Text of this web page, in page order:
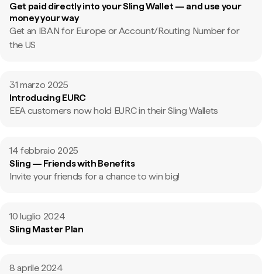
Get paid directly into your Sling Wallet — and use your
money your way
Get an IBAN for Europe or Account/Routing Number for
the US
31 marzo 2025
Introducing EURC
EEA customers now hold EURC in their Sling Wallets
14 febbraio 2025
Sling — Friends with Benefits
Invite your friends for a chance to win big!
10 luglio 2024
Sling Master Plan
8 aprile 2024